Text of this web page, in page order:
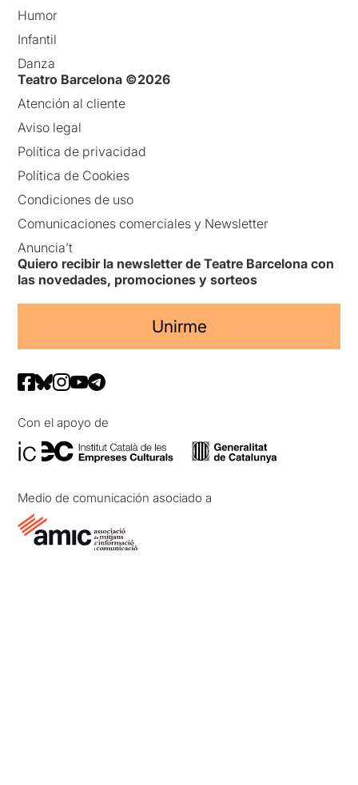
Humor
Infantil
Danza
Teatro Barcelona ©2026
Atención al cliente
Aviso legal
Política de privacidad
Política de Cookies
Condiciones de uso
Comunicaciones comerciales y Newsletter
Anuncia’t
Quiero recibir la newsletter de Teatre Barcelona con
las novedades, promociones y sorteos
Unirme
Con el apoyo de
Medio de comunicación asociado a